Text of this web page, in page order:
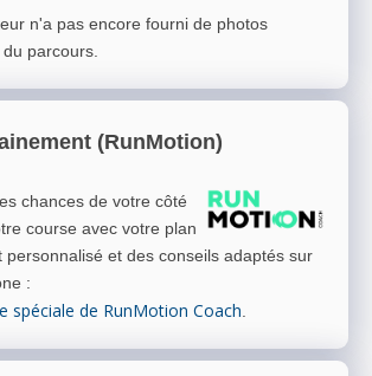
n'a pas encore fourni de photos
parcours.
(RunMotion)
chances de votre côté
course avec votre plan
et des conseils adaptés sur
:
spéciale de RunMotion Coach.